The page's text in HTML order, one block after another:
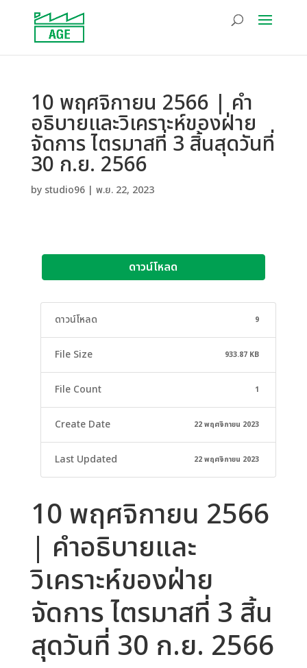
10 พฤศจิกายน 2566 | คำ
อธิบายและวิเคราะห์ของฝ่าย
จัดการ ไตรมาสที่ 3 สิ้นสุดวันที่
30 ก.ย. 2566
by studio96| พ.ย. 22, 2023
ดาวน์โหลด
ดาวน์โหลด 9
File Size 933.87 KB
File Count 1
Create Date 22 พฤศจิกายน 2023
Last Updated 22 พฤศจิกายน 2023
10 พฤศจิกายน 2566
| คำอธิบายและ
วิเคราะห์ของฝ่าย
จัดการ ไตรมาสที่ 3 สิ้น
สุดวันที่ 30 ก.ย. 2566